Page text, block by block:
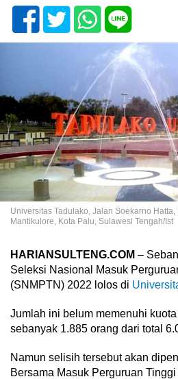
Universitas Tadulako, Jalan Soekarno
Mantikulore, Kota Palu, Sulawesi Tengah/Ist
HARIANSULTENG.COM –
Seleksi Nasional Masuk
(SNMPTN) 2022 lolos di
Jumlah ini belum memenuhi
sebanyak 1.885 orang dari total
Namun selisih tersebut akan
Bersama Masuk Perguruan